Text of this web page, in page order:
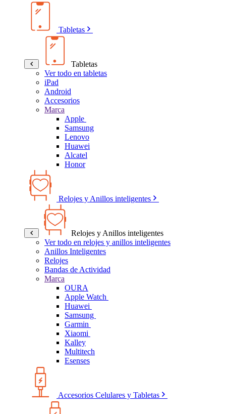
Tabletas
Tabletas
Ver todo en tabletas
iPad
Android
Accesorios
Marca
Apple
Samsung
Lenovo
Huawei
Alcatel
Honor
Relojes y Anillos inteligentes
Relojes y Anillos inteligentes
Ver todo en relojes y anillos inteligentes
Anillos Inteligentes
Relojes
Bandas de Actividad
Marca
OURA
Apple Watch
Huawei
Samsung
Garmin
Xiaomi
Kalley
Multitech
Esenses
Accesorios Celulares y Tabletas